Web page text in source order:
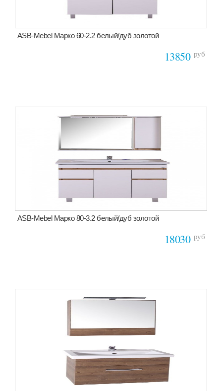
ASB-Mebel Марко 60-2.2 белый/дуб золотой
13850 руб
ASB-Mebel Марко 80-3.2 белый/дуб золотой
18030 руб